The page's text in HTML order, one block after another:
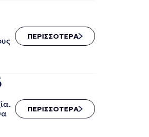
ΠΕΡΙΣΣΟΤΕΡΑ
ΠΕΡΙΣΣΟΤΕΡΑ